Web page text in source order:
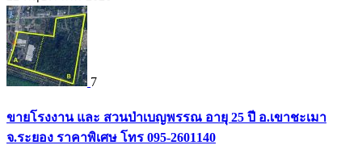
7
ขายโรงงาน และ สวนป่าเบญพรรณ อายุ 25 ปี อ.เขาชะเมา
จ.ระยอง ราคาพิเศษ โทร 095-2601140